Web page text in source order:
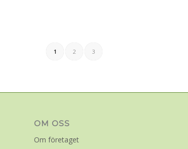
1 2 3
OM OSS
Om företaget